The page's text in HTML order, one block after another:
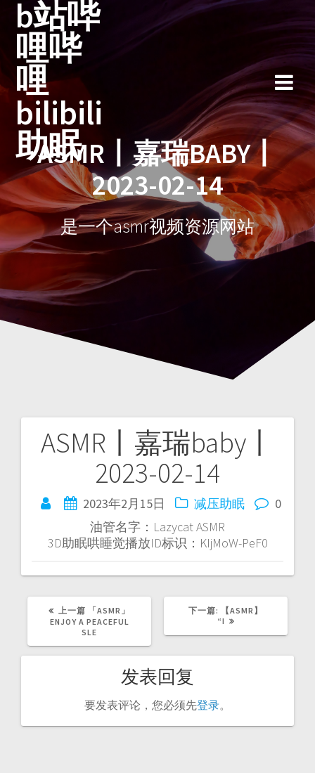
至
b站哔
哩哔
哩
bilibili
助眠
ASMR丨嘉瑞BABY丨
2023-02-14
是一个asmr视频资源网站
ASMR丨嘉瑞baby丨
2023-02-14
2023年2月15日 减压助眠
0
油管名字：Lazycat ASMR
3D助眠哄睡觉播放ID标识：KIjMoW-PeF0
文
导
航
上一篇
上
篇
文
「ASMR」
ENJOY A PEACEFUL
SLE
下一篇:
下
篇
【ASMR】
“I
发表回复
要发表评论，您必须先登录。